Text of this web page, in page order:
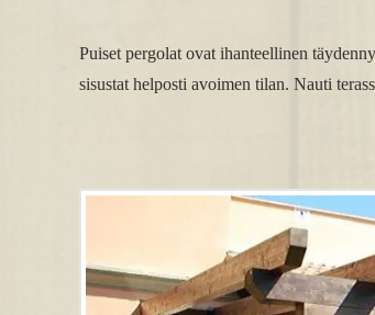
Puiset pergolat ovat ihanteellinen
sisustat helposti avoimen tilan. Nauti